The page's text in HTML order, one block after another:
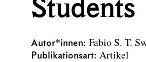
Students
Autor*innen Fabio S. T.
Publikationsart Artikel